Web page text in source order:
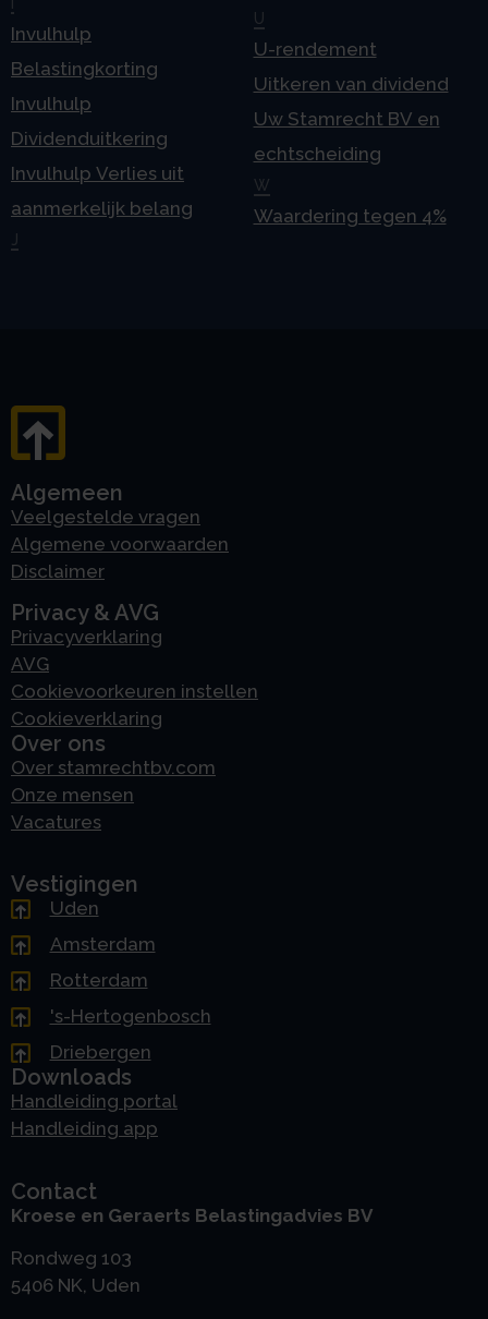
Invulhulp
Belastingkorting
Invulhulp
Dividenduitkering
Invulhulp Verlies uit
aanmerkelijk belang
J
U
U-rendement
Uitkeren van dividend
Uw Stamrecht BV en
echtscheiding
W
Waardering tegen 4%
Algemeen
Veelgestelde vragen
Algemene voorwaarden
Disclaimer
Privacy & AVG
Privacyverklaring
AVG
Cookievoorkeuren instellen
Cookieverklaring
Over ons
Over stamrechtbv.com
Onze mensen
Vacatures
Vestigingen
Uden
Amsterdam
Rotterdam
's-Hertogenbosch
Driebergen
Downloads
Handleiding portal
Handleiding app
Contact
Kroese en Geraerts Belastingadvies BV
Rondweg 103
5406 NK, Uden